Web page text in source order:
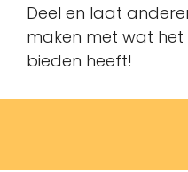
Deel en laat
maken met wat het
bieden heeft!